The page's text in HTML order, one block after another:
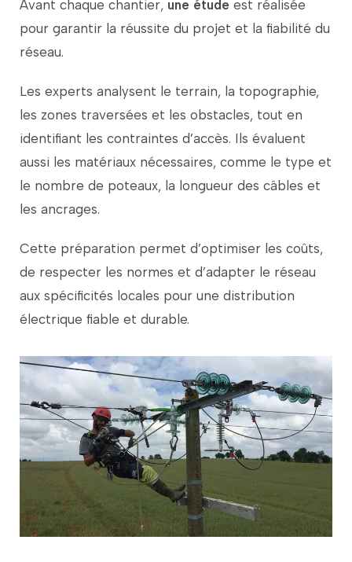
Avant chaque chantier, une étude est réalisée
pour garantir la réussite du projet et la fiabilité du
réseau.
Les experts analysent le terrain, la topographie,
les zones traversées et les obstacles, tout en
identifiant les contraintes d’accès. Ils évaluent
aussi les matériaux nécessaires, comme le type et
le nombre de poteaux, la longueur des câbles et
les ancrages.
Cette préparation permet d’optimiser les coûts,
de respecter les normes et d’adapter le réseau
aux spécificités locales pour une distribution
électrique fiable et durable.